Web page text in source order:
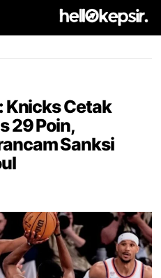
Knicks Cetak
29 Poin,
Sanksi